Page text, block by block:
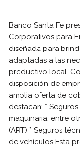
Banco Santa Fe
Corporativos para
diseñada para
adaptadas a las
productivo local.
disposición de
amplia oferta de
destacan: *
maquinaria, entre
(ART) * Seguros
de vehículos Esta